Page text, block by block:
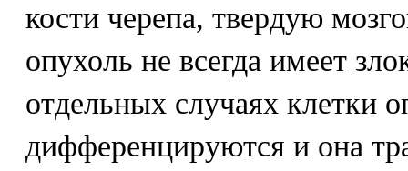
кости черепа, твердую
опухоль не всегда имеет
отдельных случаях клетки
дифференцируются и она